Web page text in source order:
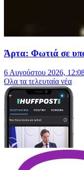
Άρτα: Φωτιά σε
6 Αυγούστου 2026,
Oλα τα τελευταία νέα